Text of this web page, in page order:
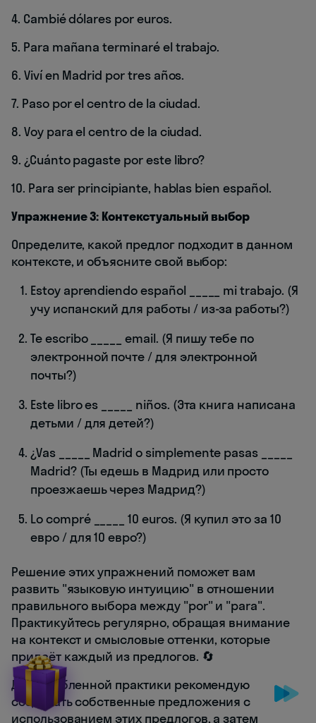
4. Cambié dólares por euros.
5. Para mañana terminaré el trabajo.
6. Viví en Madrid por tres años.
7. Paso por el centro de la ciudad.
8. Voy para el centro de la ciudad.
9. ¿Cuánto pagaste por este libro?
10. Para ser principiante, hablas bien español.
Упражнение 3: Контекстуальный выбор
Определите, какой предлог подходит в данном
контексте, и объясните свой выбор:
Estoy aprendiendo español _____ mi trabajo. (Я
учу испанский для работы / из-за работы?)
Te escribo _____ email. (Я пишу тебе по
электронной почте / для электронной
почты?)
Este libro es _____ niños. (Эта книга написана
детьми / для детей?)
¿Vas _____ Madrid o simplemente pasas _____
Madrid? (Ты едешь в Мадрид или просто
проезжаешь через Мадрид?)
Lo compré _____ 10 euros. (Я купил это за 10
евро / для 10 евро?)
Решение этих упражнений поможет вам
развить "языковую интуицию" в отношении
правильного выбора между "por" и "para".
Практикуйтесь регулярно, обращая внимание
на контекст и смысловые оттенки, которые
придаёт каждый из предлогов. 🔄
Для углубленной практики рекомендую
создавать собственные предложения с
использованием этих предлогов, а затем